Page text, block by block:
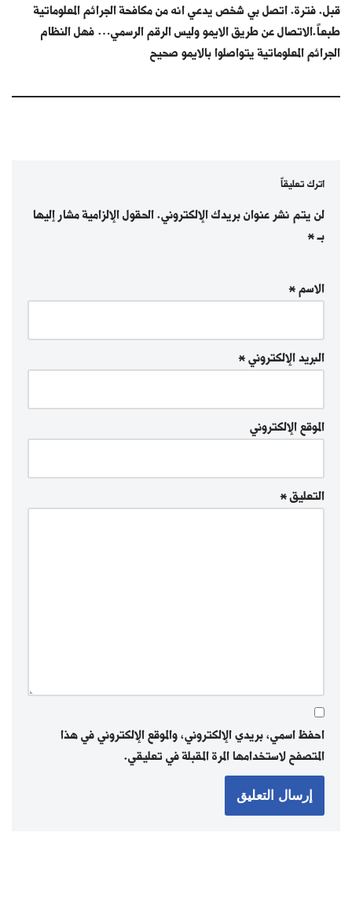
قبل. فترة. اتصل بي شخص يدعي انه من مكافحة الجرائم المعلوماتية
طبعاً.الاتصال عن طريق الايمو وليس الرقم الرسمي… فهل النظام
الجرائم المعلوماتية يتواصلوا بالايمو صحيح
اترك تعليقاً
لن يتم نشر عنوان بريدك الإلكتروني.الحقول الإلزامية مشار إليها
بـ*
الاسم*
البريد الإلكتروني*
الموقع الإلكتروني
التعليق*
احفظ اسمي، بريدي الإلكتروني، والموقع الإلكتروني في هذا
المتصفح لاستخدامها المرة المقبلة في تعليقي.